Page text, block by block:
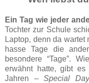
Ein Tag wie jeder
Tochter zur Schule
Laptop, denn da wartet
hasse Tage die
besondere “Tage”.
erwähnt hatte, gibt
Jahren –Special